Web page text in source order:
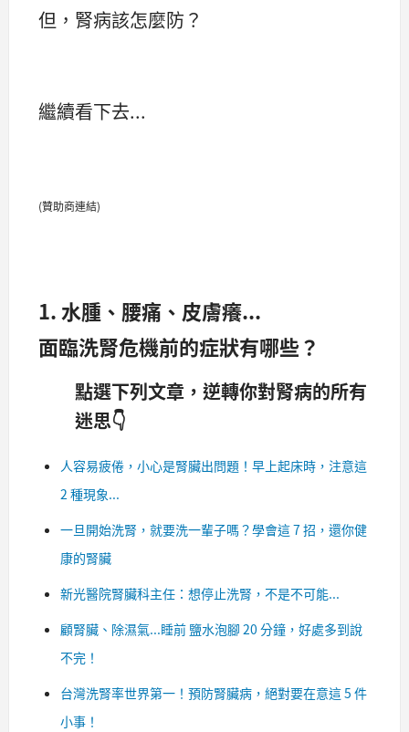
但，腎病該怎麼防？
繼續看下去...
(贊助商連結)
1. 水腫、腰痛、皮膚癢...
面臨洗腎危機前的症狀有哪些？
點選下列文章，逆轉你對腎病的所有
迷思👇
人容易疲倦，小心是腎臟出問題！早上起床時，注意這
2 種現象...
一旦開始洗腎，就要洗一輩子嗎？學會這 7 招，還你健
康的腎臟
新光醫院腎臟科主任：想停止洗腎，不是不可能...
顧腎臟、除濕氣...睡前 鹽水泡腳 20 分鐘，好處多到說
不完！
台灣洗腎率世界第一！預防腎臟病，絕對要在意這 5 件
小事！